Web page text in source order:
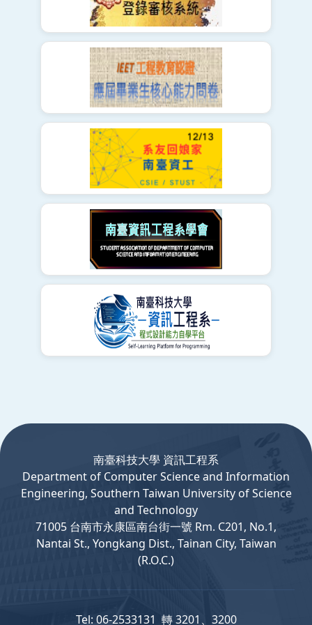
南臺科技大學 資訊工程系
Departmentof ComputerScience and Information
Engineering, Southern Taiwan University of Science
and Technology
71005 台南市永康區南台街一號 Rm. C201, No.1,
Nantai St., Yongkang Dist., Tainan City, Taiwan
(R.O.C.)
Tel: 06-2533131 轉 3201、3200